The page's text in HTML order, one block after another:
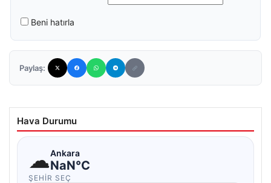
Beni hatırla
Paylaş:
Hava Durumu
☁Ankara
NaN°C
ŞEHIR SEÇ